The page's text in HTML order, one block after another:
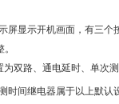
屏显示开机画面，有三个
双路、通电延时、单次
时间继电器属于以上默认